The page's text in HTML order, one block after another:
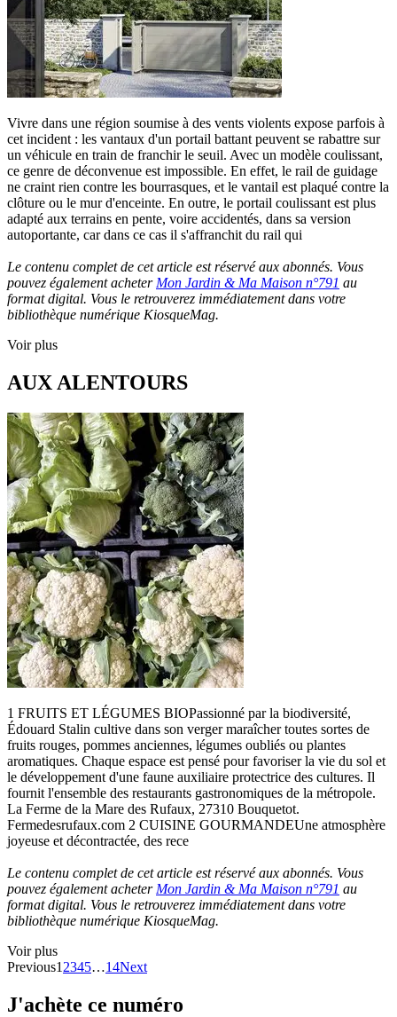
Vivre dans une région soumise à des vents violents expose parfois à
cet incident : les vantaux d'un portail battant peuvent se rabattre sur
un véhicule en train de franchir le seuil. Avec un modèle coulissant,
ce genre de déconvenue est impossible. En effet, le rail de guidage
ne craint rien contre les bourrasques, et le vantail est plaqué contre la
clôture ou le mur d'enceinte. En outre, le portail coulissant est plus
adapté aux terrains en pente, voire accidentés, dans sa version
autoportante, car dans ce cas il s'affranchit du rail qui
Le contenu complet de cet article est réservé aux abonnés. Vous
pouvez également acheter Mon Jardin & Ma Maison n°791 au
format digital. Vous le retrouverez immédiatement dans votre
bibliothèque numérique KiosqueMag.
Voir plus
AUX ALENTOURS
1 FRUITS ET LÉGUMES BIOPassionné par la biodiversité,
Édouard Stalin cultive dans son verger maraîcher toutes sortes de
fruits rouges, pommes anciennes, légumes oubliés ou plantes
aromatiques. Chaque espace est pensé pour favoriser la vie du sol et
le développement d'une faune auxiliaire protectrice des cultures. Il
fournit l'ensemble des restaurants gastronomiques de la métropole.
La Ferme de la Mare des Rufaux, 27310 Bouquetot.
Fermedesrufaux.com 2 CUISINE GOURMANDEUne atmosphère
joyeuse et décontractée, des rece
Le contenu complet de cet article est réservé aux abonnés. Vous
pouvez également acheter Mon Jardin & Ma Maison n°791 au
format digital. Vous le retrouverez immédiatement dans votre
bibliothèque numérique KiosqueMag.
Voir plus
Previous1 2345…14Next
J'achète ce numéro